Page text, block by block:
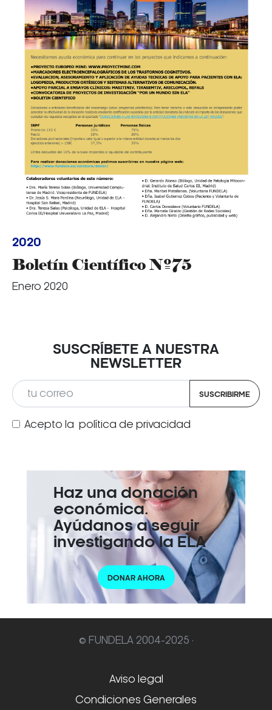
2020
Boletín Científico Nº75
Enero 2020
SUSCRÍBETE A NUESTRA
NEWSLETTER
SUSCRIBIRME
Acepto la política de privacidad
Haz una donación
económica.
Ayúdanos a seguir
investigando la ELA
DONAR AHORA
© FUNDELA 2004-2025 ·
Aviso legal
Condiciones Generales